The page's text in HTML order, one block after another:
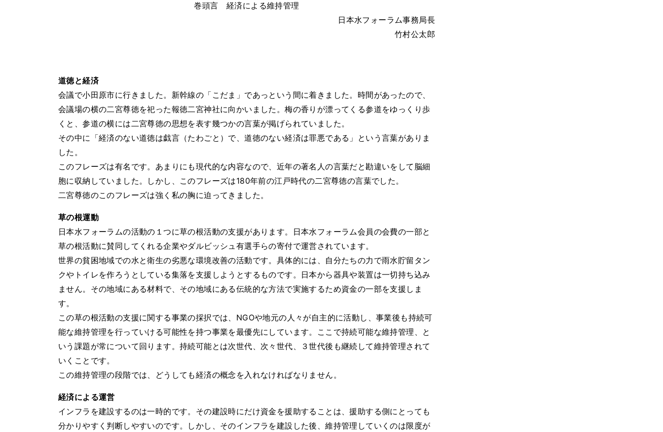
巻頭言 経済による維持管理
日本水フォーラム事務局長
竹村公太郎
道徳と経済
会議で小田原市に行きました。新幹線の「こだま」であっという間に着きました。時間があったので、
会議場の横の二宮尊徳を祀った報徳二宮神社に向かいました。梅の香りが漂ってくる参道をゆっくり歩
くと、参道の横には二宮尊徳の思想を表す幾つかの言葉が掲げられていました。
その中に「経済のない道徳は戯言（たわごと）で、道徳のない経済は罪悪である」という言葉がありま
した。
このフレーズは有名です。あまりにも現代的な内容なので、近年の著名人の言葉だと勘違いをして脳細
胞に収納していました。しかし、このフレーズは180年前の江戸時代の二宮尊徳の言葉でした。
二宮尊徳のこのフレーズは強く私の胸に迫ってきました。
草の根運動
日本水フォーラムの活動の１つに草の根活動の支援があります。日本水フォーラム会員の会費の一部と
草の根活動に賛同してくれる企業やダルビッシュ有選手らの寄付で運営されています。
世界の貧困地域での水と衛生の劣悪な環境改善の活動です。具体的には、自分たちの力で雨水貯留タン
クやトイレを作ろうとしている集落を支援しようとするものです。日本から器具や装置は一切持ち込み
ません。その地域にある材料で、その地域にある伝統的な方法で実施するため資金の一部を支援しま
す。
この草の根活動の支援に関する事業の採択では、NGOや地元の人々が自主的に活動し、事業後も持続可
能な維持管理を行っていける可能性を持つ事業を最優先にしています。ここで持続可能な維持管理、と
いう課題が常について回ります。持続可能とは次世代、次々世代、３世代後も継続して維持管理されて
いくことです。
この維持管理の段階では、どうしても経済の概念を入れなければなりません。
経済による運営
インフラを建設するのは一時的です。その建設時にだけ資金を援助することは、援助する側にとっても
分かりやすく判断しやすいのです。しかし、そのインフラを建設した後、維持管理していくのは限度が